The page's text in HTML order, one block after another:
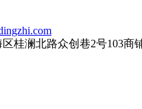
桂澜北路众创巷2号103商